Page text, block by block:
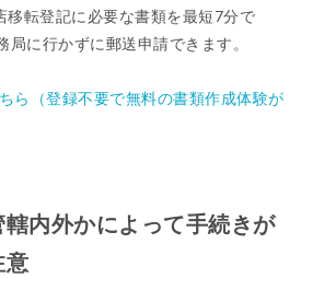
移転登記に必要な書類を最短7分で
に行かずに郵送申請できます。
ら（登録不要で無料の書類作成体験が
内外かによって手続きが
意